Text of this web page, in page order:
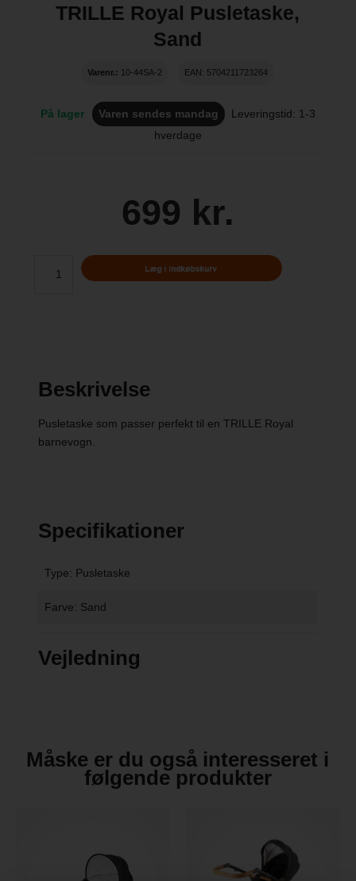
TRILLE Royal Pusletaske,
Sand
Varenr.: 10-44SA-2 EAN: 5704211723264
På lager Varen sendes mandag
Leveringstid: 1-3
hverdage
699 kr.
Beskrivelse
Pusletaske som passer perfekt til en TRILLE Royal
barnevogn.
Specifikationer
Type: Pusletaske
Farve: Sand
Vejledning
Måske er du også interesseret i
følgende produkter